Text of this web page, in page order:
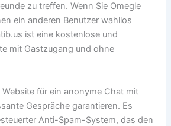
zu treffen. Wenn Sie Omegle
ein anderen Benutzer wahllos
ist eine kostenlose und
mit Gastzugang und ohne
für ein anonyme Chat mit
Gespräche garantieren. Es
Anti-Spam-System, das den